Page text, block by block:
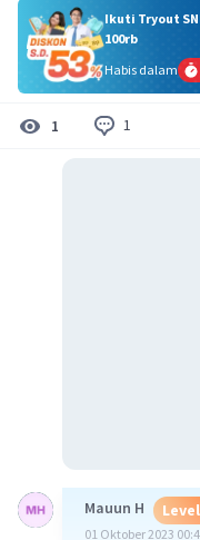
Ikuti Tryout
100rb
Habis dalam
1 1
Mauun H
01 Oktober 2023